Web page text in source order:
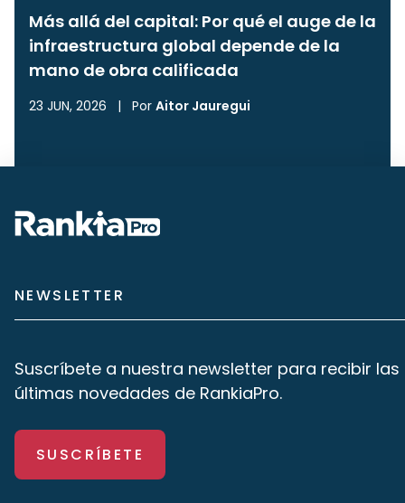
Más allá del capital: Por qué el auge de la
infraestructura global depende de la
mano de obra calificada
23 JUN, 2026 | Por Aitor Jauregui
NEWSLETTER
Suscríbete a nuestra newsletter para recibir las
últimas novedades de RankiaPro.
SUSCRÍBETE